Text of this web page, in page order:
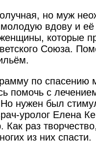
но муж
вдову и
которые
Союза.
по спасению
помочь с
нужен был
уролог Елена
Как раз
из них спасти.